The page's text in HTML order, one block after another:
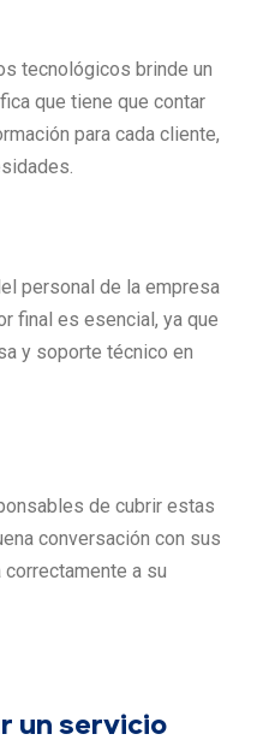
tecnológicos brinde un
que tiene que contar
para cada cliente,
personal de la empresa
final es esencial, ya que
y soporte técnico en
de cubrir estas
conversación con sus
a su
un servicio